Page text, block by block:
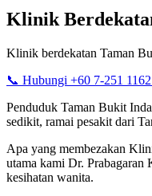
Klinik
Klinik berdekatan Taman
📞 Hubungi +60 7-251 1162
Penduduk Taman Bukit
sedikit, ramai pesakit dari
Apa yang membezakan
utama kami Dr.
kesihatan wanita.